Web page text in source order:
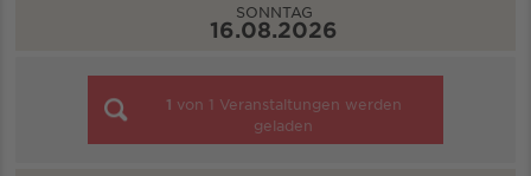
SONNTAG
16.08.2026
1 von 1 Veranstaltungen werden
geladen